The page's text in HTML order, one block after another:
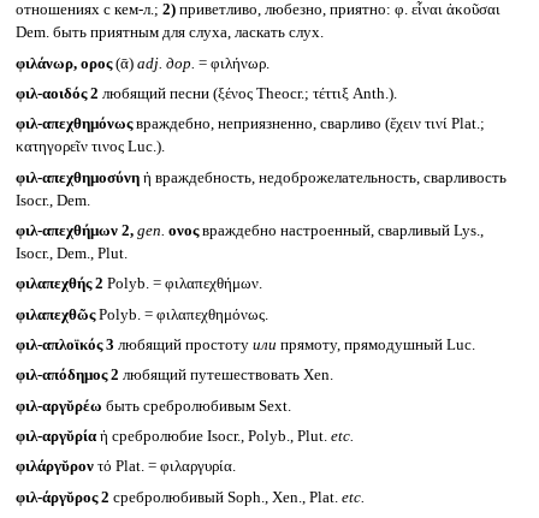
отношениях с кем-л.; 2)приветливо, любезно, приятно: φ. εἶναι ἀκοῦσαι
Dem. быть приятным для слуха, ласкать слух.
φιλάνωρ, ορος(ᾱ) adj. дор. = φιλήνωρ.
φιλ-αοιδός 2 любящий песни (ξένος Theocr.; τέττιξ Anth.).
φιλ-απεχθημόνωςвраждебно, неприязненно, сварливо (ἔχειν τινί Plat.;
κατηγορεῖν τινος Luc.).
φιλ-απεχθημοσύνη ἡ враждебность, недоброжелательность, сварливость
Isocr., Dem.
φιλ-απεχθήμων 2, gen. ονοςвраждебно настроенный, сварливый Lys.,
Isocr., Dem., Plut.
φιλαπεχθής 2 Polyb. = φιλαπεχθήμων.
φιλαπεχθῶςPolyb. = φιλαπεχθημόνως.
φιλ-απλοϊκός 3 любящий простоту или прямоту, прямодушный Luc.
φιλ-απόδημος 2 любящий путешествовать Xen.
φιλ-αργῠρέω быть сребролюбивым Sext.
φιλ-αργῠρία ἡ сребролюбие Isocr., Polyb., Plut. etc.
φιλάργῠρον τό Plat. = φιλαργυρία.
φιλ-άργῠρος 2 сребролюбивый Soph., Xen., Plat. etc.